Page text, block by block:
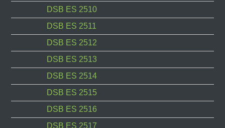
DSB ES 2510
DSB ES 2511
DSB ES 2512
DSB ES 2513
DSB ES 2514
DSB ES 2515
DSB ES 2516
DSB ES 2517